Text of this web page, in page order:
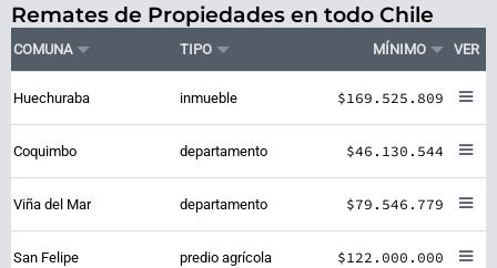
Remates de Propiedades en todo Chile
COMUNA TIPO MÍNIMO VER
Huechuraba inmueble $169.525.809
Coquimbo departamento $46.130.544
Viña del Mar departamento $79.546.779
San Felipe predio agrícola $122.000.000